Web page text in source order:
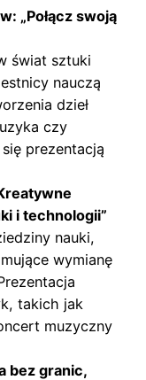
„Połącz swoją
świat sztuki
nauczą
dzieł
czy
prezentacją
i technologii”
nauki,
wymianę
takich jak
muzyczny
bez granic,